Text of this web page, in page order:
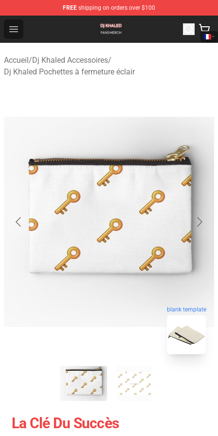
FREE shipping on orders over $100
Open menu
Dj Khaled Shop - Official Dj Khaled Merchandise Store
Accueil/Dj Khaled Accessoires/
Dj Khaled Pochettes à fermeture éclair
blank template
La Clé Du Succès